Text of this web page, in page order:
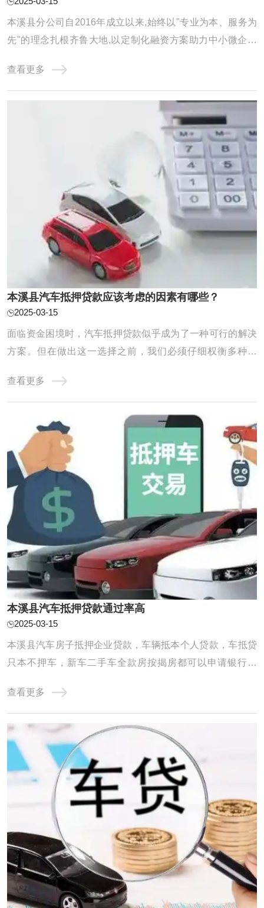
本溪县分公司自2016年成立以来,始终以"专业为本、服务为
先"的理念扎根齐鲁大地,以定制化融资方案助力中小微企业
得到显著增长,在亮眼数据的背后,是团队对服务品质的极致追
求和对客户需求的深刻洞察。 选择可靠的汽车抵押贷款公司
是非常重要的。以下是一些广泛认可的汽 ...
查看更多
本溪县汽车抵押贷款应该考虑的因素有哪些？
2025-03-15
面临资金困境时，汽车抵押贷款似乎成为了一种可行的解决
方案。但在做出这一选择之前，我们必须仔细权衡多种因
障我们的利益。接下来，我们将深入探讨汽车抵押贷款前不
可或缺的考虑要点。 在选择汽车抵押贷款公司时，您可以考
虑以下因素： 1.利率和费用：比较不同贷款公 ...
查看更多
本溪县汽车抵押贷款通过率高
2025-03-15
本溪县汽车房子抵押企业贷款，车辆抵本个人贷款，车抵贷
只本不押车，新车二手车全款房按揭房都可以申请银行贷
材料。 本溪县汽车抵押贷款，立即申请，通过率高。本溪县
汽车抵押贷款机构贷款有快速下放贷款的优势，受到短期资
金需求的车友们青睐。本溪县车子抵押贷款机 ...
查看更多